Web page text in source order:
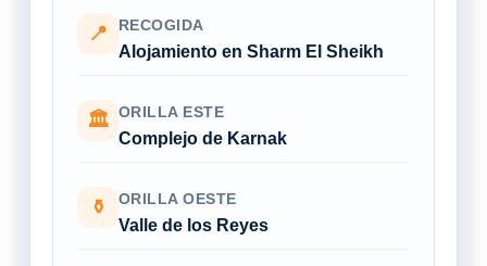
📍 RECOGIDA
Alojamiento en Sharm El Sheikh
🏛 ORILLA ESTE
Complejo de Karnak
⚱ ORILLA OESTE
Valle de los Reyes